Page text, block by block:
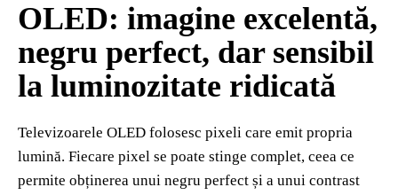
OLED: imagine excelentă,
negru perfect, dar sensibil
la luminozitate ridicată
Televizoarele OLED folosesc pixeli care emit propria
lumină. Fiecare pixel se poate stinge complet, ceea ce
permite obținerea unui negru perfect și a unui contrast